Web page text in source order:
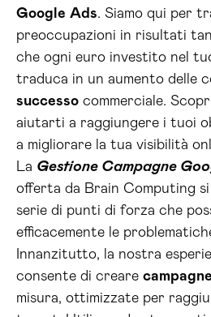
Google Ads. Siamo qui per
preoccupazioni in risultati
che ogni euro investito nel
traduca in un aumento delle
successo commerciale.
aiutarti a raggiungere i tuoi
a migliorare la tua visibilità
La Gestione Campagne
offerta da Brain Computing
serie di punti di forza che
efficacemente le
Innanzitutto, la nostra
consente di creare campagne
misura, ottimizzate per